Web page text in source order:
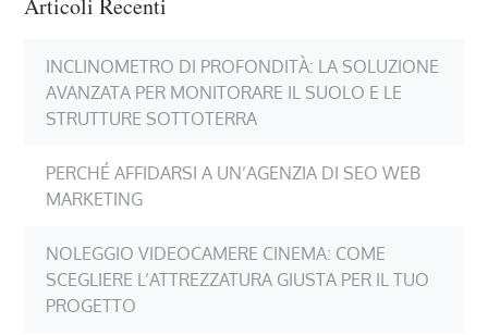
Articoli Recenti
INCLINOMETRO DI PROFONDITÀ: LA SOLUZIONE
AVANZATA PER MONITORARE IL SUOLO E LE
STRUTTURE SOTTOTERRA
PERCHÉ AFFIDARSI A UN’AGENZIA DI SEO WEB
MARKETING
NOLEGGIO VIDEOCAMERE CINEMA: COME
SCEGLIERE L’ATTREZZATURA GIUSTA PER IL TUO
PROGETTO